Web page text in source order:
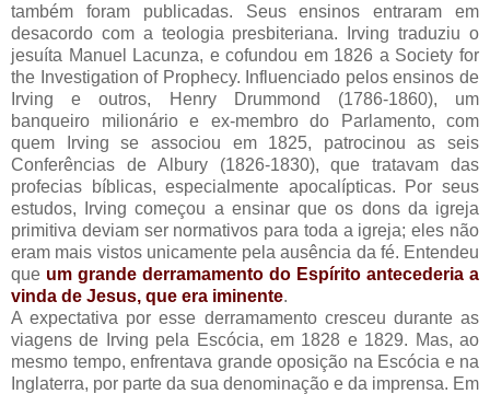
também foram publicadas. Seus ensinos entraram em
desacordo com a teologia presbiteriana. Irving traduziu o
jesuíta Manuel Lacunza, e cofundou em 1826 a Society for
the Investigation of Prophecy. Influenciado pelos ensinos de
Irving e outros, Henry Drummond (1786-1860), um
banqueiro milionário e ex-membro do Parlamento, com
quem Irving se associou em 1825, patrocinou as seis
Conferências de Albury (1826-1830), que tratavam das
profecias bíblicas, especialmente apocalípticas. Por seus
estudos, Irving começou a ensinar que os dons da igreja
primitiva deviam ser normativos para toda a igreja; eles não
eram mais vistos unicamente pela ausência da fé. Entendeu
que um grande derramamento do Espírito antecederia a
vinda de Jesus, que era iminente.
A expectativa por esse derramamento cresceu durante as
viagens de Irving pela Escócia, em 1828 e 1829. Mas, ao
mesmo tempo, enfrentava grande oposição na Escócia e na
Inglaterra, por parte da sua denominação e da imprensa. Em